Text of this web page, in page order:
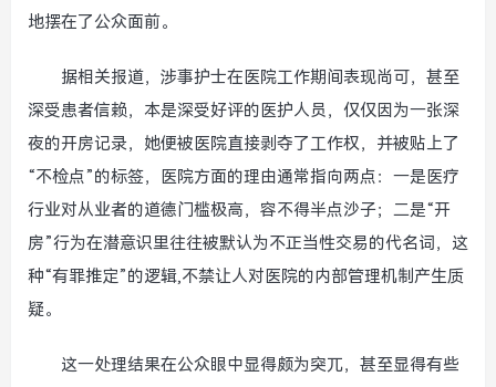
地摆在了公众面前。
据相关报道，涉事护士在医院工作期间表现尚可，甚至
深受患者信赖，本是深受好评的医护人员，仅仅因为一张深
夜的开房记录，她便被医院直接剥夺了工作权，并被贴上了
“不检点”的标签，医院方面的理由通常指向两点：一是医疗
行业对从业者的道德门槛极高，容不得半点沙子；二是“开
房”行为在潜意识里往往被默认为不正当性交易的代名词，这
种“有罪推定”的逻辑,不禁让人对医院的内部管理机制产生质
疑。
这一处理结果在公众眼中显得颇为突兀，甚至显得有些